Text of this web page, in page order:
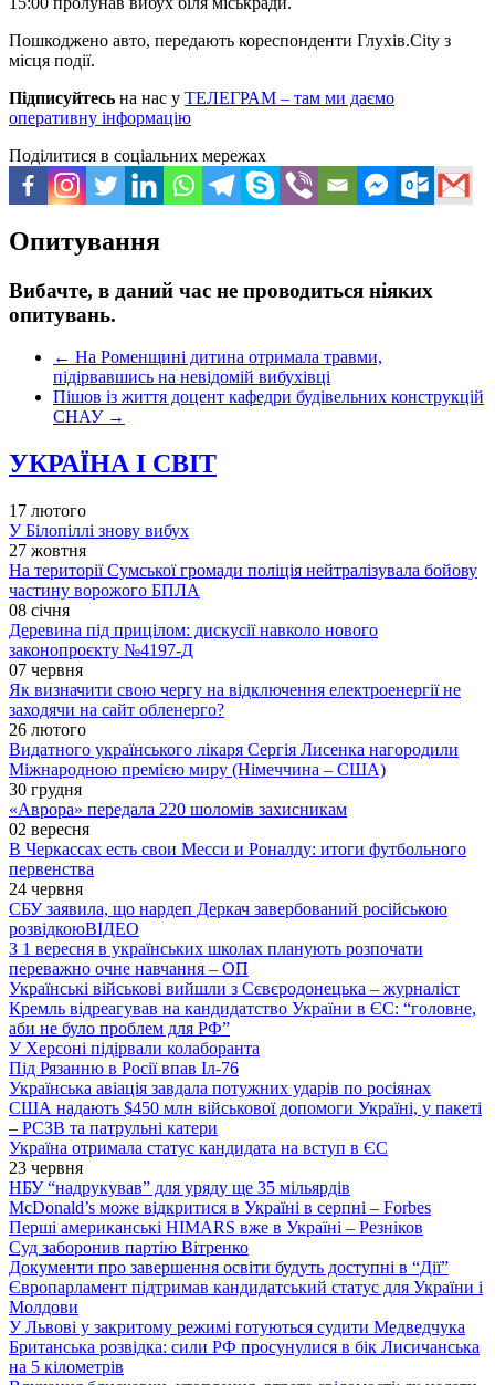
Пошкоджено авто, передають кореспонденти Глухів.City з
місця події.
Підписуйтесь на нас у ТЕЛЕГРАМ – там ми даємо
оперативну інформацію
Поділитися в соціальних мережах
Опитування
Вибачте, в даний час не проводиться ніяких
опитувань.
← На Роменщині дитина отримала травми,
підірвавшись на невідомій вибухівці
Пішов із життя доцент кафедри будівельних конструкцій
СНАУ →
УКРАЇНА І СВІТ
17 лютого
У Білопіллі знову вибух
27 жовтня
На території Сумської громади поліція нейтралізувала бойову
частину ворожого БПЛА
08 січня
Деревина під прицілом: дискусії навколо нового
законопроєкту №4197-Д
07 червня
Як визначити свою чергу на відключення електроенергії не
заходячи на сайт обленерго?
26 лютого
Видатного українського лікаря Сергія Лисенка нагородили
Міжнародною премією миру (Німеччина – США)
30 грудня
«Аврора» передала 220 шоломів захисникам
02 вересня
В Черкассах есть свои Месси и Роналду: итоги футбольного
первенства
24 червня
СБУ заявила, що нардеп Деркач завербований російською
розвідкоюВІДЕО
З 1 вересня в українських школах планують розпочати
переважно очне навчання – ОП
Українські військові вийшли з Сєвєродонецька – журналіст
Кремль відреагував на кандидатство України в ЄС: “головне,
аби не було проблем для РФ”
У Херсоні підірвали колаборанта
Під Рязанню в Росії впав Іл-76
Українська авіація завдала потужних ударів по росіянах
США надають $450 млн військової допомоги Україні, у пакеті
– РСЗВ та патрульні катери
Україна отримала статус кандидата на вступ в ЄС
23 червня
НБУ “надрукував” для уряду ще 35 мільярдів
McDonald’s може відкритися в Україні в серпні – Forbes
Перші американські HIMARS вже в Україні – Резніков
Суд заборонив партію Вітренко
Документи про завершення освіти будуть доступні в “Дії”
Європарламент підтримав кандидатський статус для України і
Молдови
У Львові у закритому режимі готуються судити Медведчука
Британська розвідка: сили РФ просунулися в бік Лисичанська
на 5 кілометрів